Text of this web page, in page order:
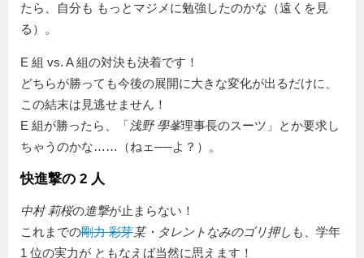
たら、自分も もっとマジメに勉強したのかな（遠くを見
る）。
E 組 vs. A 組の対決も決着です！
どちらが勝っても今後の展開に大きな変化が出るだけに、
この結末は見逃せません！
E 組が勝ったら、「浅野 學峯理事長のスーツ」とか要求し
ちゃうのかな……（ねェ──よ？）。
快進撃の 2 人
中村 莉桜の進撃が止まらない！
これまでの剛力 彩芽某・タレントなみのゴリ押し も、学年
1 位の実力が ともなえば当然に思えます！